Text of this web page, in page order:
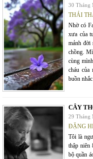
30 Tháng
THÁI
Nhờ có
xưa của
mảnh đời
chồng.
cùng
cháu
buồn
CÂY
29 Tháng
ĐẶNG
Tôi là
thập niên
bộ quần